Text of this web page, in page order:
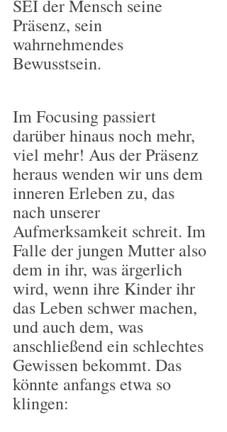
SEI der Mensch seine
Präsenz, sein
wahrnehmendes
Bewusstsein.
Im Focusing passiert
darüber hinaus noch mehr,
viel mehr! Aus der Präsenz
heraus wenden wir uns dem
inneren Erleben zu, das
nach unserer
Aufmerksamkeit schreit. Im
Falle der jungen Mutter also
dem in ihr, was ärgerlich
wird, wenn ihre Kinder ihr
das Leben schwer machen,
und auch dem, was
anschließend ein schlechtes
Gewissen bekommt. Das
könnte anfangs etwa so
klingen: